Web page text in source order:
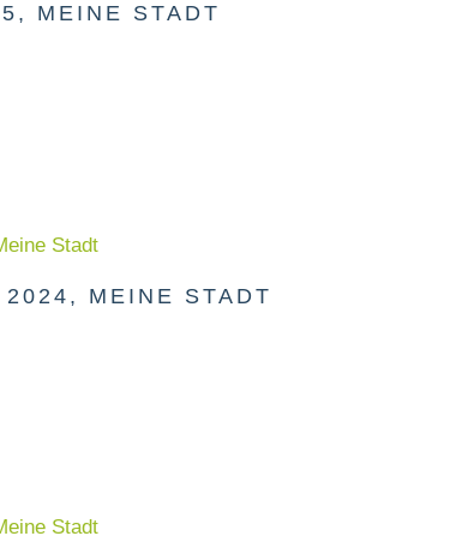
MEINE STADT
2024, MEINE STADT